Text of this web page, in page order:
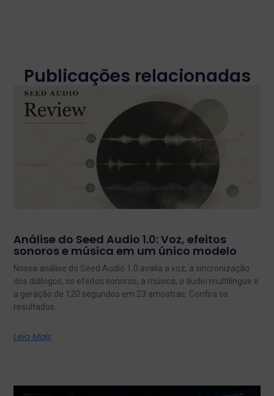
Publicações relacionadas
Análise do Seed Audio 1.0: Voz, efeitos
sonoros e música em um único modelo
Nossa análise do Seed Audio 1.0 avalia a voz, a sincronização
dos diálogos, os efeitos sonoros, a música, o áudio multilíngue e
a geração de 120 segundos em 23 amostras. Confira os
resultados.
Leia Mais